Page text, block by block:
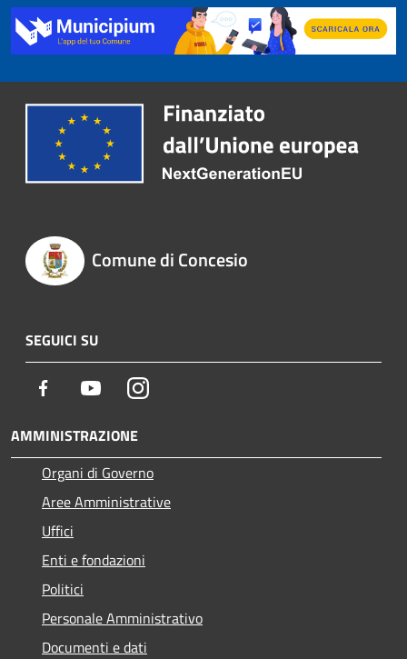
Comune di Concesio
SEGUICI SU
Facebook YoutubeInstagram
AMMINISTRAZIONE
Organi di Governo
Aree Amministrative
Uffici
Enti e fondazioni
Politici
Personale Amministrativo
Documenti e dati